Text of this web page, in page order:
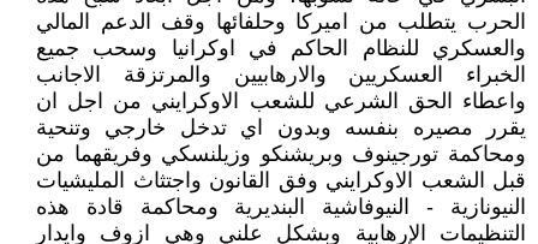
الحرب يتطلب من اميركا وحلفائها وقف الدعم المالي
والعسكري للنظام الحاكم في اوكرانيا وسحب جميع
الخبراء العسكريين والارهابيين والمرتزقة الاجانب
واعطاء الحق الشرعي للشعب الاوكرايني من اجل ان
يقرر مصيره بنفسه وبدون اي تدخل خارجي وتنحية
ومحاكمة تورجينوف وبريشنكو وزيلنسكي وفريقهما من
قبل الشعب الاوكرايني وفق القانون واجتثاث المليشيات
النيونازية - النيوفاشية البنديرية ومحاكمة قادة هذه
التنظيمات الإرهابية وبشكل علني وهي ازوف وايدار